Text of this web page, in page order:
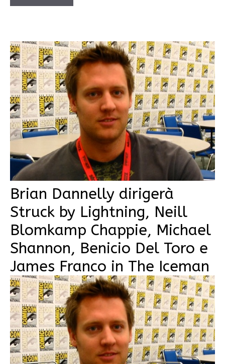
Brian Dannelly dirigerà
Struck by Lightning, Neill
Blomkamp Chappie, Michael
Shannon, Benicio Del Toro e
James Franco in The Iceman